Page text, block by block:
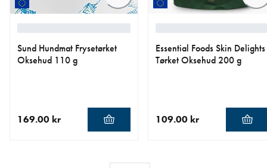
Sund Hundmat Frysetørket
Oksehud 110 g
169.00 kr
Essential Foods Skin Delights
Tørket Oksehud 200 g
109.00 kr